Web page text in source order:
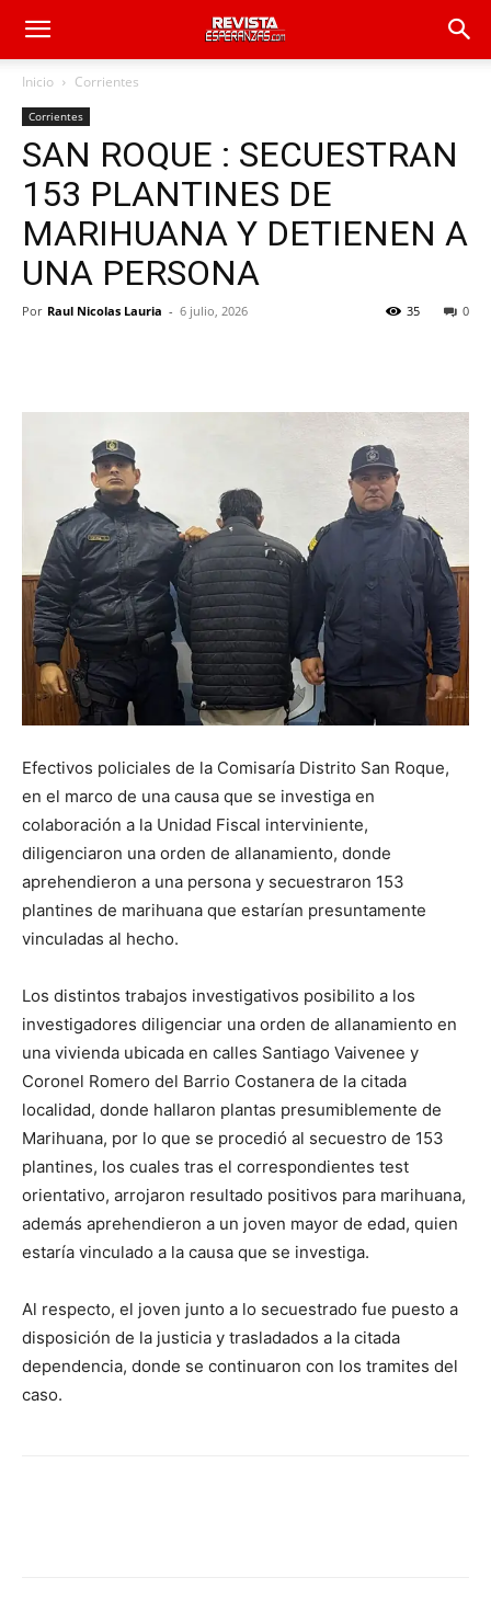
Inicio Corrientes
Corrientes
SAN ROQUE : SECUESTRAN
153 PLANTINES DE
MARIHUANA Y DETIENEN A
UNA PERSONA
Por Raul Nicolas Lauria - 6 julio, 2026 0
35
Efectivos policiales de la Comisaría Distrito San Roque,
en el marco de una causa que se investiga en
colaboración a la Unidad Fiscal interviniente,
diligenciaron una orden de allanamiento, donde
aprehendieron a una persona y secuestraron 153
plantines de marihuana que estarían presuntamente
vinculadas al hecho.
Los distintos trabajos investigativos posibilito a los
investigadores diligenciar una orden de allanamiento en
una vivienda ubicada en calles Santiago Vaivenee y
Coronel Romero del Barrio Costanera de la citada
localidad, donde hallaron plantas presumiblemente de
Marihuana, por lo que se procedió al secuestro de 153
plantines, los cuales tras el correspondientes test
orientativo, arrojaron resultado positivos para marihuana,
además aprehendieron a un joven mayor de edad, quien
estaría vinculado a la causa que se investiga.
Al respecto, el joven junto a lo secuestrado fue puesto a
disposición de la justicia y trasladados a la citada
dependencia, donde se continuaron con los tramites del
caso.